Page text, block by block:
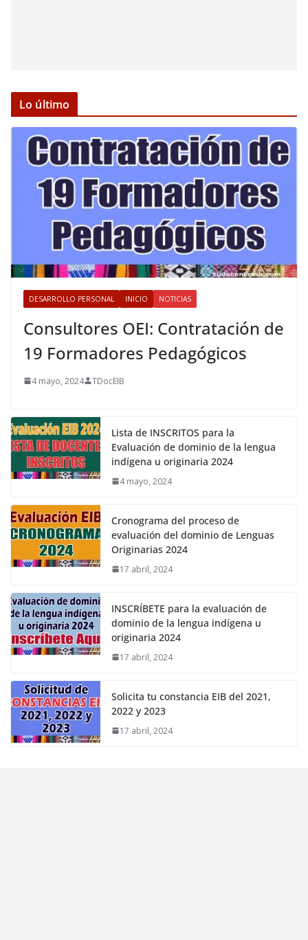
Lo último
DESARROLLO PERSONAL INICIO NOTICIAS
Consultores OEI: Contratación de
19 Formadores Pedagógicos
4 mayo, 2024 TDocEIB
Lista de INSCRITOS para la
Evaluación de dominio de la lengua
indígena u originaria 2024
4 mayo, 2024
Cronograma del proceso de
evaluación del dominio de Lenguas
Originarias 2024
17 abril, 2024
INSCRÍBETE para la evaluación de
dominio de la lengua indígena u
originaria 2024
17 abril, 2024
Solicita tu constancia EIB del 2021,
2022 y 2023
17 abril, 2024